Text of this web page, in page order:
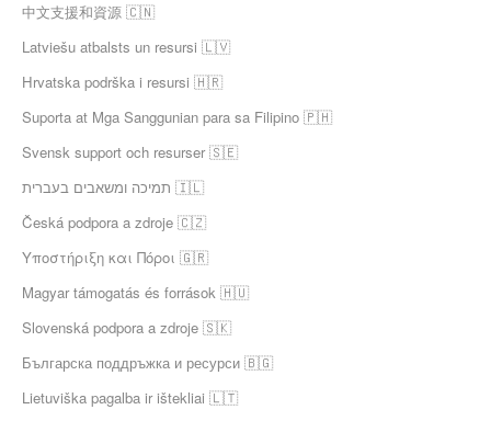
中文支援和資源 🇨🇳
Latviešu atbalsts un resursi 🇱🇻
Hrvatska podrška i resursi 🇭🇷
Suporta at Mga Sanggunian para sa Filipino 🇵🇭
Svensk support och resurser 🇸🇪
תמיכה ומשאבים בעברית 🇮🇱
Česká podpora a zdroje 🇨🇿
Υποστήριξη και Πόροι 🇬🇷
Magyar támogatás és források 🇭🇺
Slovenská podpora a zdroje 🇸🇰
Българска поддръжка и ресурси 🇧🇬
Lietuviška pagalba ir ištekliai 🇱🇹